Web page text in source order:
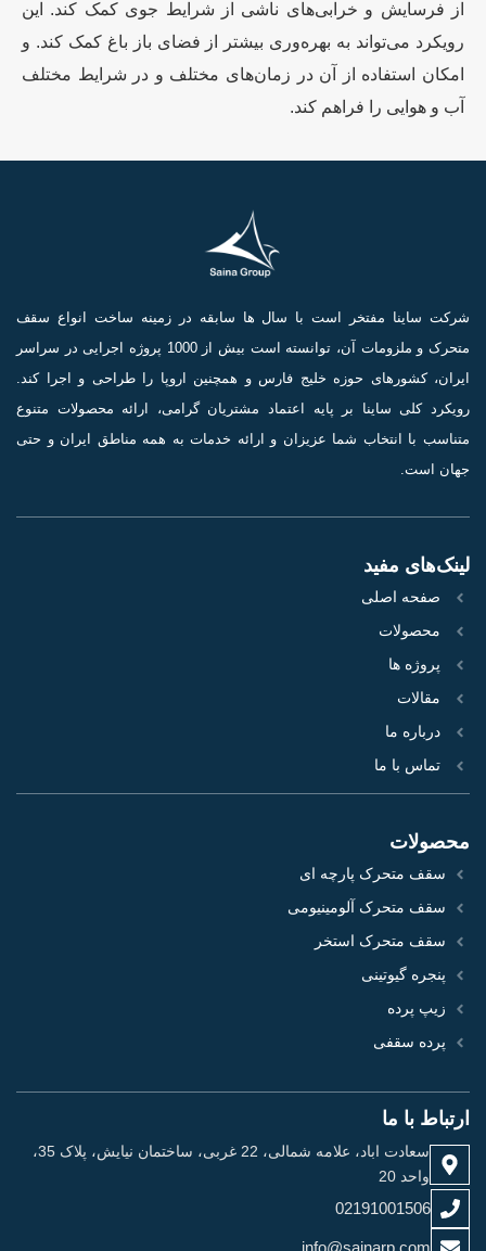
از فرسایش و خرابی‌های ناشی از شرایط جوی کمک کند. این
رویکرد می‌تواند به بهره‌وری بیشتر از فضای باز باغ کمک کند. و
امکان استفاده از آن در زمان‌های مختلف و در شرایط مختلف
آب و هوایی را فراهم کند.
شرکت ساینا مفتخر است با سال ها سابقه در زمینه ساخت انواع سقف
متحرک و ملزومات آن، توانسته است بیش از 1000 پروژه اجرایی در سراسر
ایران، کشورهای حوزه خلیج فارس و همچنین اروپا را طراحی و اجرا کند.
رویکرد کلی ساینا بر پایه اعتماد مشتریان گرامی، ارائه محصولات متنوع
متناسب با انتخاب شما عزیزان و ارائه خدمات به همه مناطق ایران و حتی
جهان است.
لینک‌های مفید
صفحه اصلی
محصولات
پروژه‌ ها
مقالات
درباره ما
تماس با ما
محصولات
سقف متحرک پارچه ای
سقف متحرک آلومینیومی
سقف متحرک استخر
پنجره گیوتینی
زیپ پرده
پرده سقفی
ارتباط با ما
سعادت اباد، علامه شمالی، 22 غربی، ساختمان نیایش، پلاک 35،
واحد 20
02191001506